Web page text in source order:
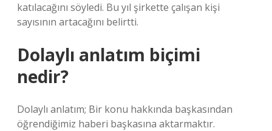
katılacağını söyledi. Bu yıl şirkette çalışan kişi
sayısının artacağını belirtti.
Dolaylı anlatım biçimi
nedir?
Dolaylı anlatım; Bir konu hakkında başkasından
öğrendiğimiz haberi başkasına aktarmaktır.